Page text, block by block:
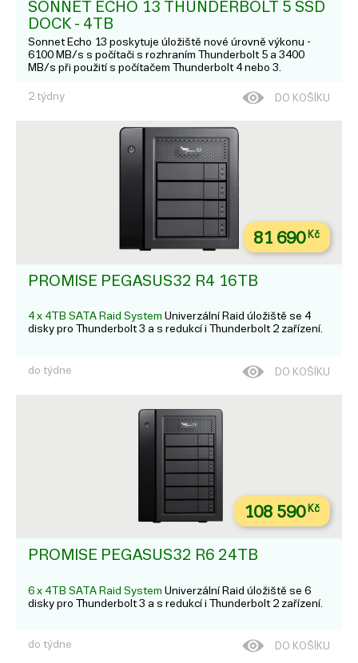
SONNET ECHO 13 THUNDERBOLT 5 SSD
DOCK - 4TB
Sonnet Echo 13 poskytuje úložiště nové úrovně výkonu -
6100 MB/s s počítači s rozhraním Thunderbolt 5 a 3400
MB/s při použití s počítačem Thunderbolt 4 nebo 3.
2 týdny DO KOŠÍKU
81 690Kč
PROMISE PEGASUS32 R4 16TB
4 x 4TB SATA Raid System Univerzální Raid úložiště se 4
disky pro Thunderbolt 3 a s redukcí i Thunderbolt 2 zařízení.
do týdne DO KOŠÍKU
108 590Kč
PROMISE PEGASUS32 R6 24TB
6 x 4TB SATA Raid System Univerzální Raid úložiště se 6
disky pro Thunderbolt 3 a s redukcí i Thunderbolt 2 zařízení.
do týdne DO KOŠÍKU